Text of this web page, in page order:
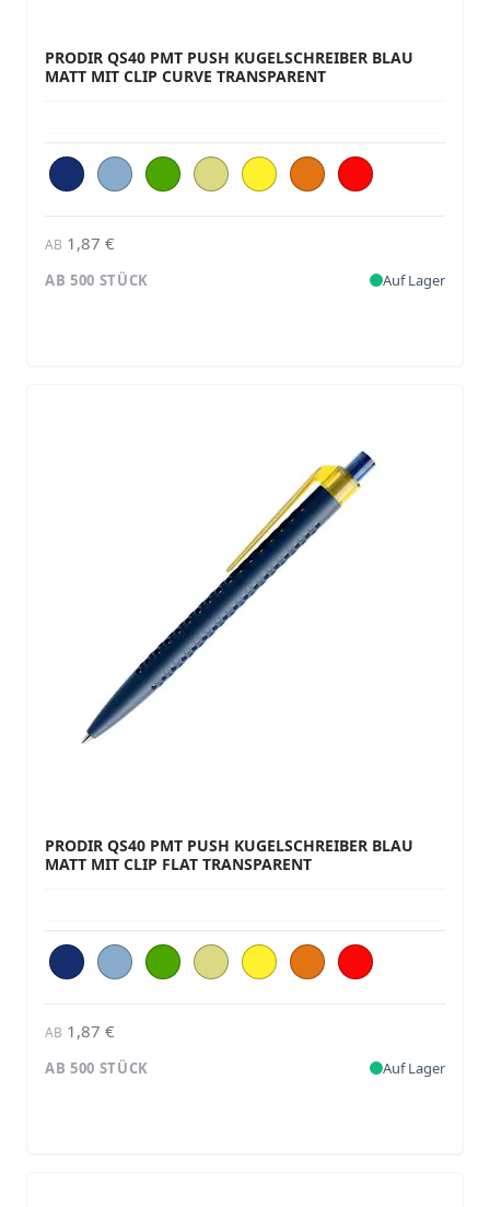
PRODIR QS40 PMT PUSH KUGELSCHREIBER BLAU
MATT MIT CLIP CURVE TRANSPARENT
AB 1,87 €
AB 500 STÜCK Auf Lager
PRODIR QS40 PMT PUSH KUGELSCHREIBER BLAU
MATT MIT CLIP FLAT TRANSPARENT
AB 1,87 €
AB 500 STÜCK Auf Lager